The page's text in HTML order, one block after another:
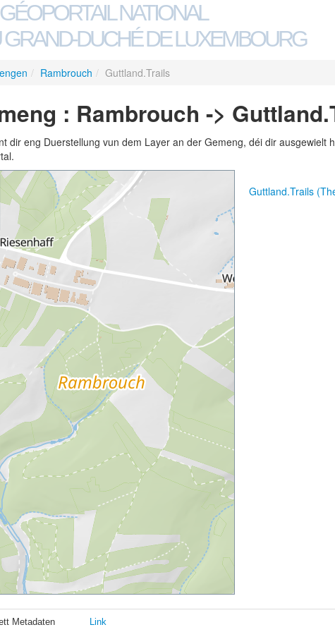
NATIONAL
GRAND-DUCHÉ DE LUXEMBOURG
/ Rambrouch / Guttland.Trails
: Rambrouch ->
dir eng Duerstellung vun dem Layer an der Gemeng, déi dir
Guttland.Trails
Metadaten Link